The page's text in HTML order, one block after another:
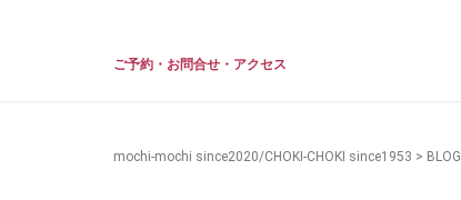
ご予約・お問合せ・アクセス
mochi-mochi since2020/CHOKI-CHOKI since1953 > BLOG